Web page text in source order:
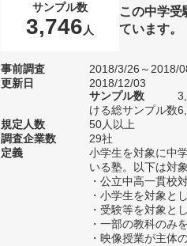
サンプル数
3,746 人
この中学
ています。
事前調査
2018/3/26～2018/
更新日
2018/12/03
サンプル数
ける総サンプル数
規定人数
50人以上
調査企業数
29社
定義
小学生を対象に中
いる塾。以下は対
・公立中高一貫校
・小学生を対象と
・受験等を対象と
・一部の教科のみ
・映像授業が主体